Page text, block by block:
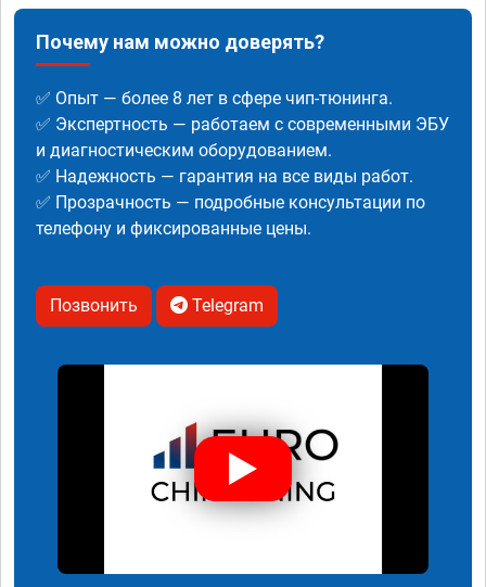
Почему нам можно доверять?
✅ Опыт — более 8 лет в сфере чип-тюнинга.
✅ Экспертность — работаем с современными ЭБУ
и диагностическим оборудованием.
✅ Надежность — гарантия на все виды работ.
✅ Прозрачность — подробные консультации по
телефону и фиксированные цены.
Позвонить Telegram